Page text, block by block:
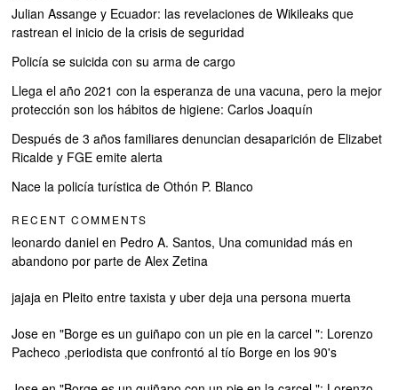
Julian Assange y Ecuador: las revelaciones de Wikileaks que
rastrean el inicio de la crisis de seguridad
Policía se suicida con su arma de cargo
Llega el año 2021 con la esperanza de una vacuna, pero la mejor
protección son los hábitos de higiene: Carlos Joaquín
Después de 3 años familiares denuncian desaparición de Elizabet
Ricalde y FGE emite alerta
Nace la policía turística de Othón P. Blanco
RECENT COMMENTS
leonardo daniel en Pedro A. Santos, Una comunidad más en
abandono por parte de Alex Zetina
jajaja en Pleito entre taxista y uber deja una persona muerta
Jose en"Borge es un guiñapo con un pie en la carcel ": Lorenzo
Pacheco ,periodista que confrontó al tío Borge en los 90's